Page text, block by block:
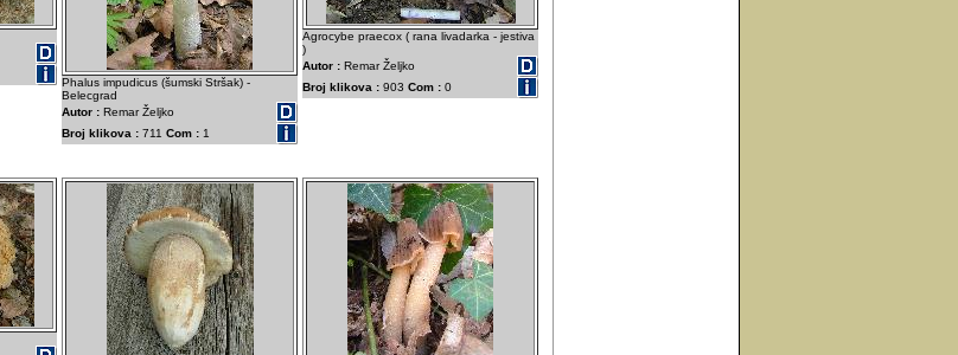
Phalus impudicus (šumski Stršak) -
Belecgrad
Autor : Remar Željko
Broj klikova : 711 Com : 1
Agrocybe praecox ( rana livadarka - jestiva
)
Autor : Remar Željko
Broj klikova : 903 Com : 0